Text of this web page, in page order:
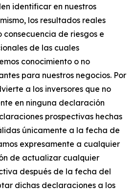
identificar en nuestros
los resultados reales
de riesgos e
de las cuales
conocimiento o no
para nuestros negocios. Por
a los inversores que no
en ninguna declaración
prospectivas hechas
únicamente a la fecha de
expresamente a cualquier
de actualizar cualquier
después de la fecha del
dichas declaraciones a los